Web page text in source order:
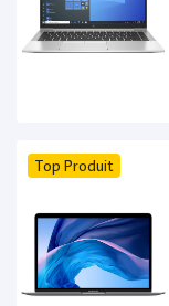
Top Produit